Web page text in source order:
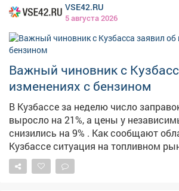
ситуации и слаженно
запасных выхода. Главные выводы тренировки: 🔹
При ЧС не действовать самостоятельно; 🔹
слушать и выполнять указания
главное - никакой паники! Такие учения проходят у нас
регулярно, чтобы в экстренной
тьфу!) каждый знал, как сохранить
Безопасность - превыше всего! 💪 #Лагерь
#Безопасность #Эвакуация
VSE42.RU
5 августа 2026
Важный чиновник с
изменениях с бензином
В Кузбассе за неделю число
выросло на 21%, а цены у
снизились на 9% . Как сообщают областные власти, в
Кузбассе ситуация на топливном
стабилизироваться. По их данным,
количество АЗС, на которых есть